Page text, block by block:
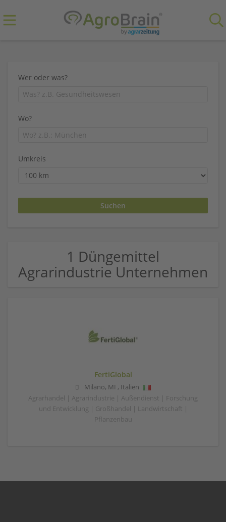
Wer oder was?
Wo?
Umkreis
1 Düngemittel
Agrarindustrie Unternehmen
FertiGlobal
Milano, MI , Italien
Agrarhandel | Agrarindustrie | Außendienst | Forschung
und Entwicklung | Großhandel | Landwirtschaft |
Pflanzenbau